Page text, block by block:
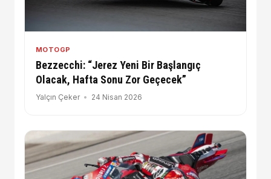
MOTOGP
Bezzecchi: “Jerez Yeni Bir Başlangıç
Olacak, Hafta Sonu Zor Geçecek”
Yalçın Çeker 24 Nisan 2026